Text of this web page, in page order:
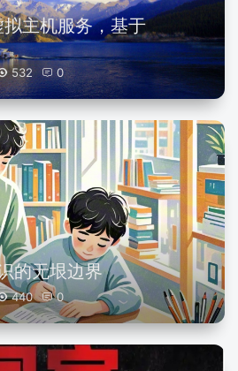
主机服务，基于
532 0
的无垠边界
440 0